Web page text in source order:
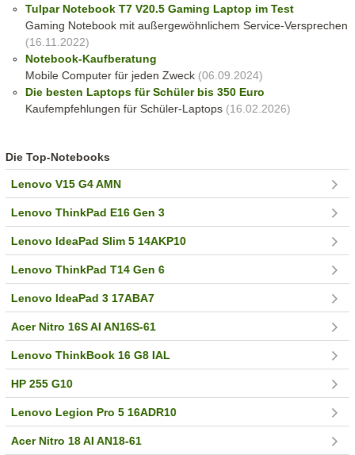
Tulpar Notebook T7 V20.5 Gaming Laptop im Test
Gaming Notebook mit außergewöhnlichem Service-Versprechen
(16.11.2022)
Notebook-Kaufberatung
Mobile Computer für jeden Zweck(06.09.2024)
Die besten Laptops für Schüler bis 350 Euro
Kaufempfehlungen für Schüler-Laptops(16.02.2026)
Die Top-Notebooks
Lenovo V15 G4 AMN
Lenovo ThinkPad E16 Gen 3
Lenovo IdeaPad Slim 5 14AKP10
Lenovo ThinkPad T14 Gen 6
Lenovo IdeaPad 3 17ABA7
Acer Nitro 16S AI AN16S-61
Lenovo ThinkBook 16 G8 IAL
HP 255 G10
Lenovo Legion Pro 5 16ADR10
Acer Nitro 18 AI AN18-61